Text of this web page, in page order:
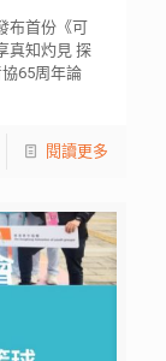
布首份《可
真知灼見 探
65周年論
閱讀更多